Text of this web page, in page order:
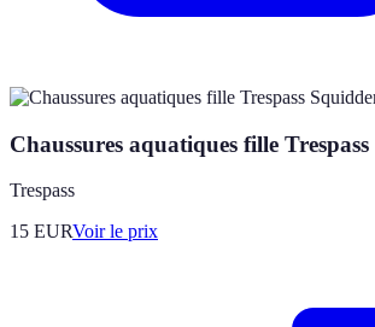
Chaussures aquatiques fille
Trespass
15 EURVoir le prix